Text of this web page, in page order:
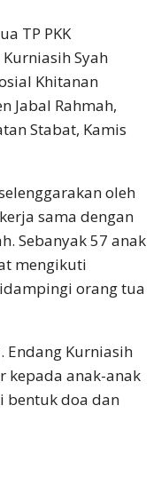
TP PKK
Syah
Khitanan
Jabal Rahmah,
Stabat, Kamis
oleh
sama dengan
Sebanyak 57 anak
mengikuti
orang tua
Endang Kurniasih
kepada anak-anak
bentuk doa dan